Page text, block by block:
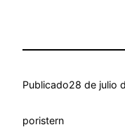
Publicado28 de julio
poristern